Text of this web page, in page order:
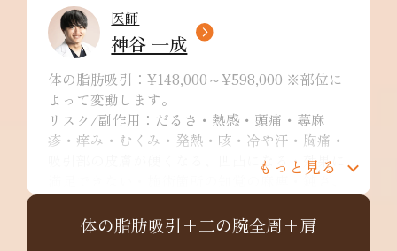
医師
神谷 一成
体の脂肪吸引：¥148,000～¥598,000 ※部位に
よって変動します。
リスク/副作用：だるさ・熱感・頭痛・蕁麻
疹・痒み・むくみ・発熱・咳・冷や汗・胸痛・
吸引部の皮膚が硬くなる、凹凸になる・効果に
満足できない・施術箇所の知覚の麻痺・鈍さ、
しびれ・皮膚の色素沈着などを生じることがあ
ります。
もっと見る
体の脂肪吸引+二の腕全周+肩